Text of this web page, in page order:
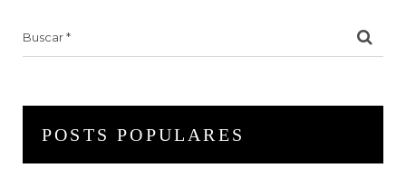
POSTS POPULARES